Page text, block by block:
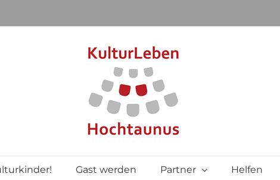
Gast werden Partner Helfen